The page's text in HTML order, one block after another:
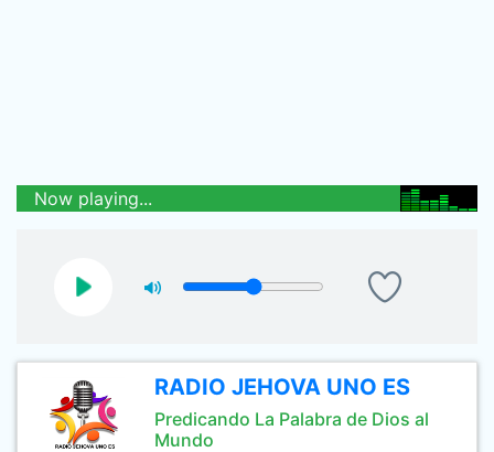
Now playing...
RADIO JEHOVA UNO ES
Predicando La Palabra de Dios al
Mundo